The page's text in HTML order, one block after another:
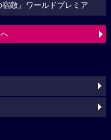
敵』ワールドプレミア